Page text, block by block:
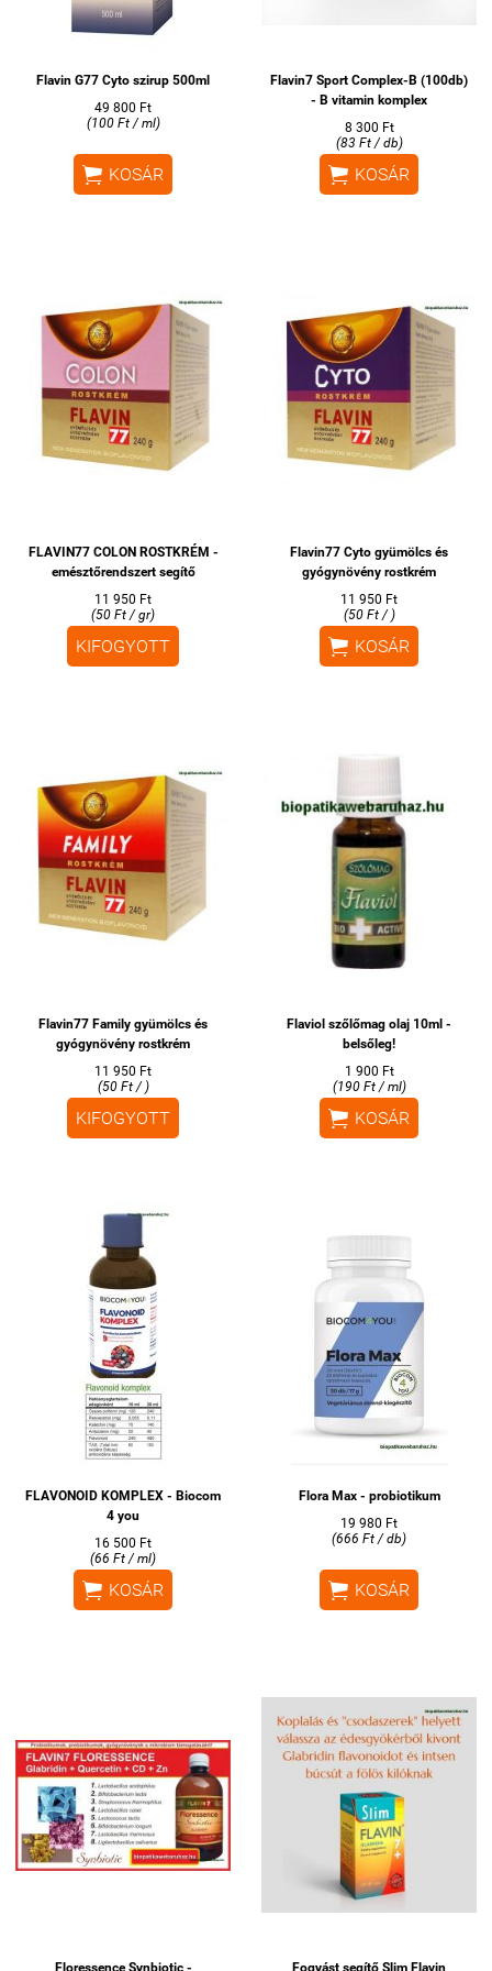
Flavin G77 Cyto szirup 500ml
49 800 Ft
(100 Ft / ml)
 KOSÁR
Flavin7 Sport Complex-B (100db)
- B vitamin komplex
8 300 Ft
(83 Ft / db)
 KOSÁR
FLAVIN77 COLON ROSTKRÉM -
emésztőrendszert segítő
11 950 Ft
(50 Ft / gr)
KIFOGYOTT
Flavin77 Cyto gyümölcs és
gyógynövény rostkrém
11 950 Ft
(50 Ft / )
 KOSÁR
Flavin77 Family gyümölcs és
gyógynövény rostkrém
11 950 Ft
(50 Ft / )
KIFOGYOTT
Flaviol szőlőmag olaj 10ml -
belsőleg!
1 900 Ft
(190 Ft / ml)
 KOSÁR
FLAVONOID KOMPLEX - Biocom
4 you
16 500 Ft
(66 Ft / ml)
 KOSÁR
Flora Max - probiotikum
19 980 Ft
(666 Ft / db)
 KOSÁR
Floressence Synbiotic - Fogyást segítő Slim Flavin